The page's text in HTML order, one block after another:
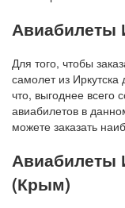
Авиабилеты
Для того, чтобы
самолет из
что, выгоднее всего
авиабилетов в
можете заказать
Авиабилеты
(Крым)